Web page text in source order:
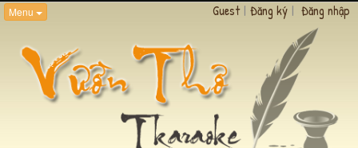
Menu Guest | Đăng ký | Đăng nhập